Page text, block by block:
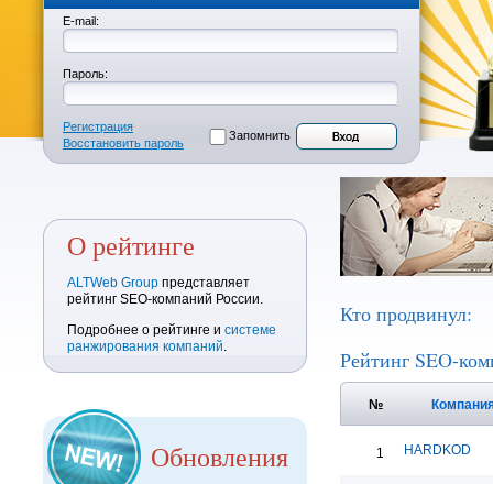
E-mail:
Пароль:
Регистрация
Восстановить пароль
Запомнить
О рейтинге
ALTWeb Group представляет
рейтинг SEO-компаний России.
Подробнее о рейтинге и системе
ранжирования компаний.
Обновления
Кто продвинул:
Рейтинг SEO-
№
1 HARDKOD